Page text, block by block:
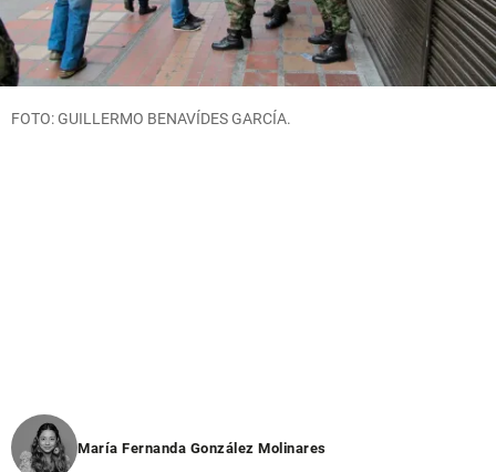
FOTO: GUILLERMO BENAVÍDES GARCÍA.
María Fernanda González Molinares